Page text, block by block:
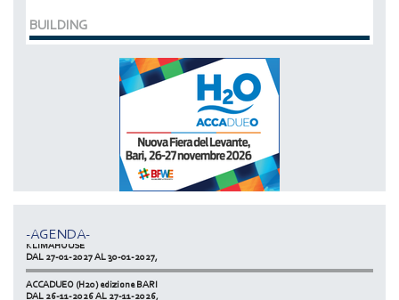
BUILDING
-AGENDA-
DAL 07-03-2028 AL 10-03-2028,
ACCADUEO (H20) edizione BOLOGNA
KLIMAHOUSE
DAL 27-01-2027 AL 30-01-2027,
ACCADUEO (H20) edizione BARI
DAL 26-11-2026 AL 27-11-2026,